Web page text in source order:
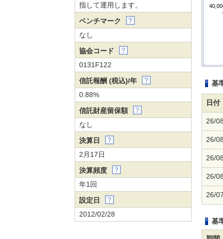
指して運用します。
ベンチマーク
なし
協会コード
0131F122
信託報酬 (税込)/年
0.88%
信託財産留保額
なし
決算日
2月17日
決算頻度
年1回
設定日
2012/02/28
基
日付
26/
26/
26/
26/
26/
基